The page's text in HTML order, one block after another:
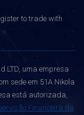
to trade with
LTD, uma empresa
sede em 51A Nikola
está autorizada,
Financeira da